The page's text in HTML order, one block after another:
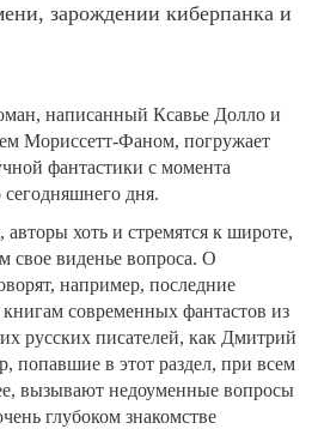
зарождении киберпанка и
написанный Ксавье Долло и
Мориссетт-Фаном, погружает
фантастики с момента
дня.
авторы хоть и стремятся к широте,
свое виденье вопроса. О
например, последние
современных фантастов из
русских писателей, как Дмитрий
попавшие в этот раздел, при всем
вызывают недоуменные вопросы
глубоком знакомстве